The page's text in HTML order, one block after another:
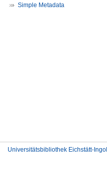
Simple Metadata
Universitätsbibliothek Eichstätt-